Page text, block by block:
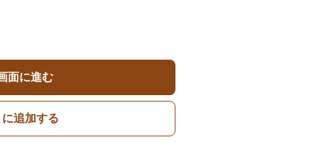
面に進む
に追加する